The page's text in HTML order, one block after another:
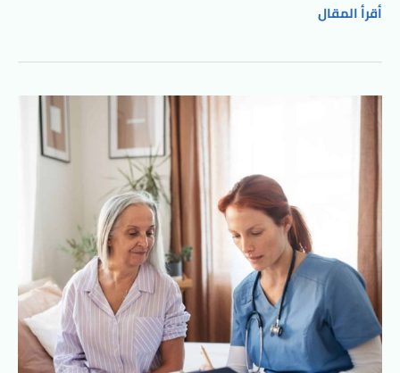
أقرأ المقال
تمريض
منزلي
التجمع
مع
الشروق
كير:
رعاية
صحية
متميزة
في